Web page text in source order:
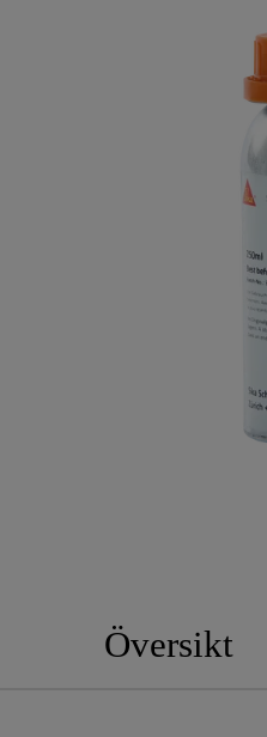
Översikt